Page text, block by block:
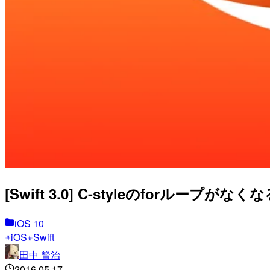
[Swift 3.0] C-styleのforループがなくな
iOS 10
iOS Swift
田中 賢治